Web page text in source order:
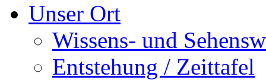
Unser Ort
Wissens- und
Entstehung / Zeittafel